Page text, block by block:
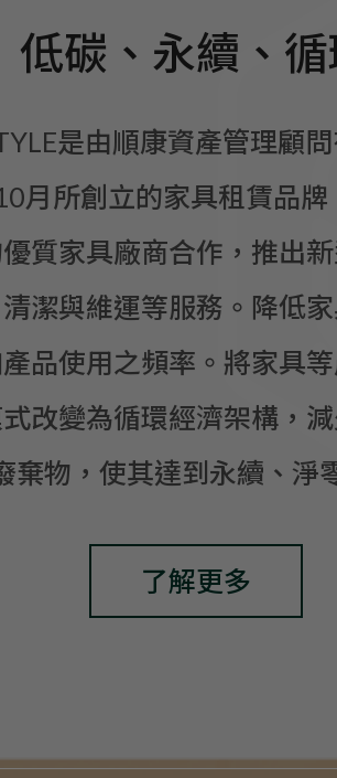
低碳、永續、
是由順康資產管理顧
月所創立的家具租賃品牌
質家具廠商合作，推出
潔與維運等服務。 降低
品使用之頻率。將家具
改變為循環經濟架構，
棄物，使其達到永續、淨
了解更多